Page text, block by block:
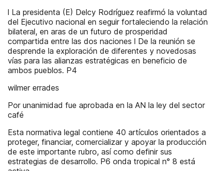
l La presidenta (E) Delcy Rodríguez reafirmó la voluntad
del Ejecutivo nacional en seguir fortaleciendo la relación
bilateral, en aras de un futuro de prosperidad
compartida entre las dos naciones l De la reunión se
desprende la exploración de diferentes y novedosas
vías para las alianzas estratégicas en beneficio de
ambos pueblos. P4
wilmer errades
Por unanimidad fue aprobada en la AN la ley del sector
café
Esta normativa legal contiene 40 artículos orientados a
proteger, financiar, comercializar y apoyar la producción
de este importante rubro, así como definir sus
estrategias de desarrollo. P6 onda tropical n° 8 está